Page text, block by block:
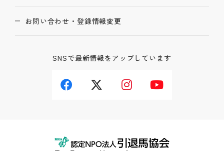
お問い合わせ・登録情報変更
SNSで最新情報をアップしています